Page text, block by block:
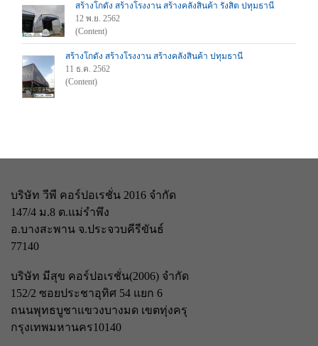
สร้างโกดัง สร้างโรงงาน สร้างคลังสินค้า รังสิต ปทุมธานี
12 พ.ย. 2562
(Content)
สร้างโกดัง สร้างโรงงาน สร้างคลังสินค้า ปทุมธานี
11 ธ.ค. 2562
(Content)
บริษัท วีพี คอร์ปอเรชั่น 2016 จำกัด
147/4 ม.8 ต.แม่รำพึง
อ.บางสะพาน จ.ประจวบคีรีขันธ์
77140
บริษัท มีสุข คอร์ปอเรชั่น(2006) จำกัด
152/2 ซอยประชาอุทิศ 54 แยก 6
ถนนพุทธบูชาแขวงบางมด เขตทุ่งครุ
กรุงเทพมหานคร10140